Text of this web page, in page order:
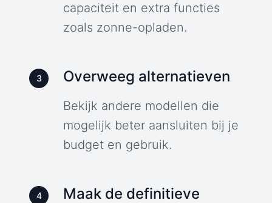
capaciteit en extra functies
zoals zonne-opladen.
3 Overweeg alternatieven
Bekijk andere modellen die
mogelijk beter aansluiten bij je
budget en gebruik.
4
Maak de definitieve